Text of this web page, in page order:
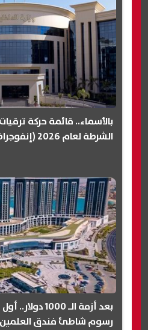
بالأسماء.. قائمة حركة
الشرطة لعام 2026 (إنفوجراف)
بعد أزمة الـ
رسوم شاطئ فندق